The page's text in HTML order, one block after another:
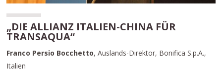
„DIE ALLIANZ ITALIEN-CHINA FÜR
TRANSAQUA“
Franco Persio Bocchetto, Auslands-Direktor, Bonifica S.p.A.,
Italien